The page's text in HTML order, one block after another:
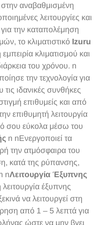
αναβαθμισμένη
λειτουργίες και
την καταπολέμηση
το κλιματιστικό Izuru
κλιματισμού και
του χρόνου. n
την τεχνολογία για
ιδανικές συνθήκες
επιθυμείς και από
επιθυμητή λειτουργία
σου εύκολα μέσω του
n nΕνεργοποιεί τα
την ατμόσφαιρα του
κατά της ρύπανσης,
nΛειτουργία Έξυπνης
έξυπνης
να λειτουργεί στη
από 1 – 5 λεπτά για
ώστε να μην βγει